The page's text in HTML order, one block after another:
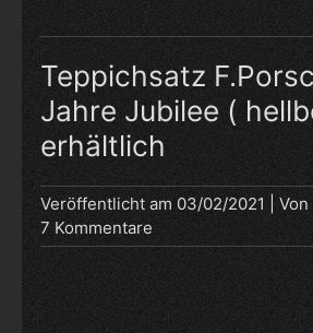
Teppichsatz
Jahre Jubilee (
erhältlich
Veröffentlicht am 03/02/2021 | Von
7 Kommentare